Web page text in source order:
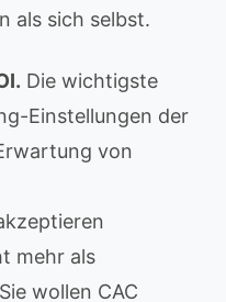
als sich selbst.
Die wichtigste
Einstellungen der
von
mehr als
wollen CAC